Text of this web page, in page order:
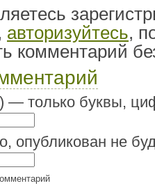
авторизуйтесь,
комментарий
— только буквы,
опубликован не